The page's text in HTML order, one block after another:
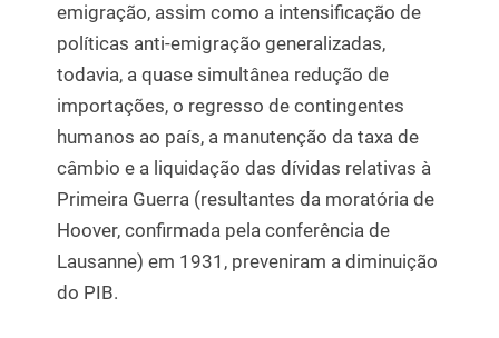
emigração, assim como a intensificação de
políticas anti-emigração generalizadas,
todavia, a quase simultânea redução de
importações, o regresso de contingentes
humanos ao país, a manutenção da taxa de
câmbio e a liquidação das dívidas relativas à
Primeira Guerra (resultantes da moratória de
Hoover, confirmada pela conferência de
Lausanne) em 1931, preveniram a diminuição
do PIB.